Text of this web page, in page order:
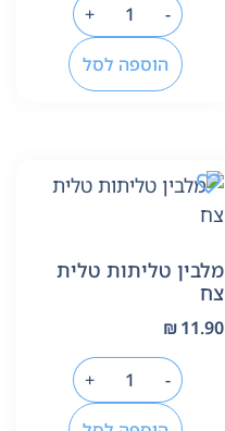
-
+
הוספה לסל
מלבין טליתות טלית
צח
₪11.90
-
+